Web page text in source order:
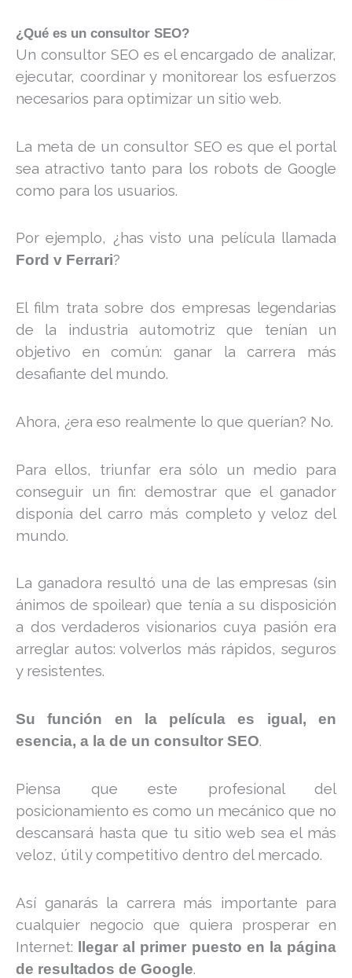
¿Qué es un consultor SEO?
Un consultor SEO es el encargado de analizar,
ejecutar, coordinar y monitorear los esfuerzos
necesarios para optimizar un sitio web.
La meta de un consultor SEO es que el portal
sea atractivo tanto para los robots de Google
como para los usuarios.
Por ejemplo, ¿has visto una película llamada
Ford v Ferrari?
El film trata sobre dos empresas legendarias
de la industria automotriz que tenían un
objetivo en común: ganar la carrera más
desafiante del mundo.
Ahora, ¿era eso realmente lo que querían? No.
Para ellos, triunfar era sólo un medio para
conseguir un fin: demostrar que el ganador
disponía del carro más completo y veloz del
mundo.
La ganadora resultó una de las empresas (sin
ánimos de spoilear) que tenía a su disposición
a dos verdaderos visionarios cuya pasión era
arreglar autos: volverlos más rápidos, seguros
y resistentes.
Su función en la película es igual, en
esencia, a la de un consultor SEO.
Piensa que este profesional del
posicionamiento es como un mecánico que no
descansará hasta que tu sitio web sea el más
veloz, útil y competitivo dentro del mercado.
Así ganarás la carrera más importante para
cualquier negocio que quiera prosperar en
Internet: llegar al primer puesto en la página
de resultados de Google.